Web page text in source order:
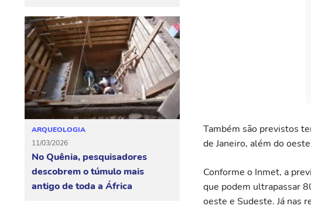
ARQUEOLOGIA
11/03/2026
No Quênia, pesquisadores
descobrem o túmulo mais
antigo de toda a África
Também são previstos
de Janeiro, além do
Conforme o Inmet, a
que podem ultrapassar
oeste e Sudeste. Já nas